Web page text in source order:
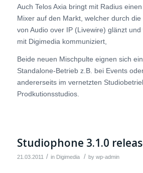
Auch Telos Axia bringt mit Radius
Mixer auf den Markt, welcher durch
von Audio over IP (Livewire) glänzt und
mit Digimedia kommuniziert,
Beide neuen Mischpulte eignen sich
Standalone-Betrieb z.B. bei Events
andererseits im vernetzten
Prodkutionsstudios.
Studiophone 3.1.0
21.03.2011 / in Digimedia / by wp-admin